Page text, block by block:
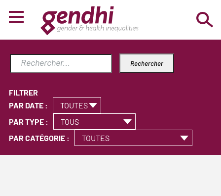
FILTRER
PAR DATE :
PAR TYPE :
PAR CATÉGORIE :